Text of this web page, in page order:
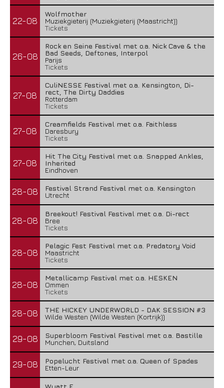
22-08
Wolfmother
Muziekgieterij (Muziekgieterij (Maastricht))
Tickets
26-08
Rock en Seine Festival met o.a. Nick Cave & the
Bad Seeds, Deftones, Interpol
Parijs
Tickets
27-08
CuliNESSE Festival met o.a. Kensington, Di-
rect, The Dirty Daddies
Rotterdam
Tickets
27-08
Creamfields Festival met o.a. Faithless
Daresbury
Tickets
27-08
Hit The City Festival met o.a. Snapped Ankles,
Inherited
Eindhoven
28-08
Festival Strand Festival met o.a. Kensington
Utrecht
28-08
Breekout! Festival Festival met o.a. Di-rect
Bree
Tickets
28-08
Pelagic Fest Festival met o.a. Predatory Void
Maastricht
Tickets
28-08
Metallicamp Festival met o.a. HESKEN
Ommen
Tickets
28-08
THE HICKEY UNDERWORLD - DAK SESSION #3
Wilde Westen (Wilde Westen (Kortrijk))
29-08
Superbloom Festival Festival met o.a. Bastille
Munchen, Duitsland
29-08
Popelucht Festival met o.a. Queen of Spades
Etten-Leur
Wyatt E.